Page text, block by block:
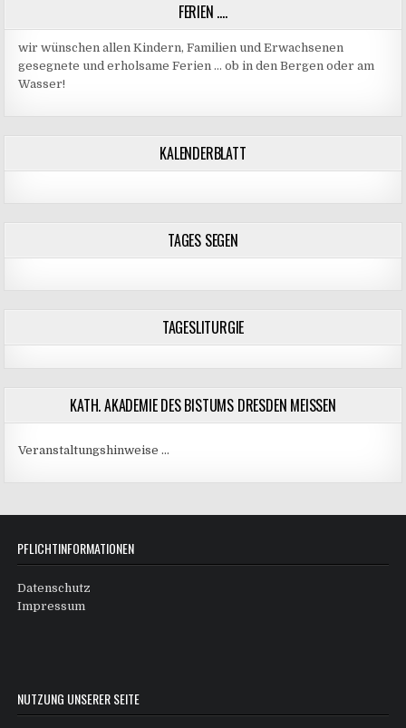
FERIEN ….
wir wünschen allen Kindern, Familien und Erwachsenen
gesegnete und erholsame Ferien … ob in den Bergen oder am
Wasser!
KALENDERBLATT
TAGES SEGEN
TAGESLITURGIE
KATH. AKADEMIE DES BISTUMS DRESDEN MEISSEN
Veranstaltungshinweise …
PFLICHTINFORMATIONEN
Datenschutz
Impressum
NUTZUNG UNSERER SEITE